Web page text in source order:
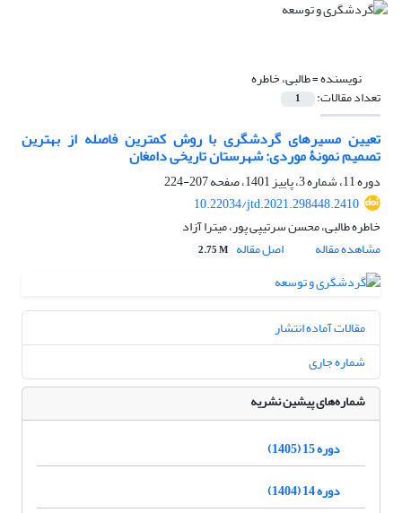
نویسنده =طالبی، خاطره
تعداد مقالات: 1
تعیین مسیرهای گردشگری با روش کمترین فاصله از بهترین
تصمیم نمونۀ موردی: شهرستان تاریخی دامغان
دوره 11، شماره 3، پاییز 1401، صفحه
207-224
10.22034/jtd.2021.298448.2410
خاطره طالبی، محسن سرتیپی پور، میترا آزاد
مشاهده مقاله
اصل مقاله 2.75 M
مقالات آماده انتشار
شماره جاری
شماره‌های پیشین نشریه
دوره 15 (1405)
دوره 14 (1404)